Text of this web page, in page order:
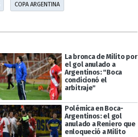
COPA ARGENTINA
La bronca de Milito por
el gol anulado a
Argentinos: "Boca
condicionó el
arbitraje"
Polémica en Boca-
Argentinos: el gol
anulado a Reniero que
enloqueció a Milito